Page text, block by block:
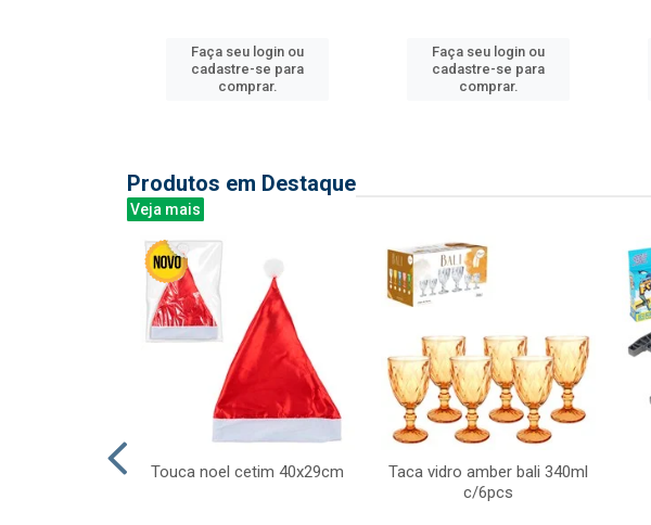
Faça seu login ou
cadastre-se para
comprar.
Faça seu login ou
cadastre-se para
comprar.
Produtos em Destaque
Veja mais
Touca noel cetim 40x29cm
Taca vidro amber bali 340ml
c/6pcs